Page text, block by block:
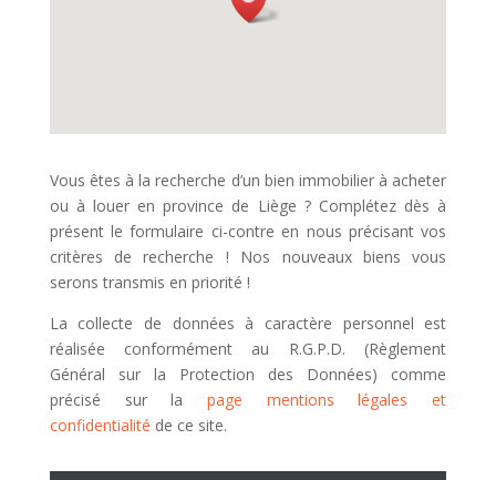
Vous êtes à la recherche d’un bien immobilier à acheter
ou à louer en province de Liège ? Complétez dès à
présent le formulaire ci-contre en nous précisant vos
critères de recherche ! Nos nouveaux biens vous
serons transmis en priorité !
La collecte de données à caractère personnel est
réalisée conformément au R.G.P.D. (Règlement
Général sur la Protection des Données) comme
précisé sur la page mentions légales et
confidentialité de ce site.